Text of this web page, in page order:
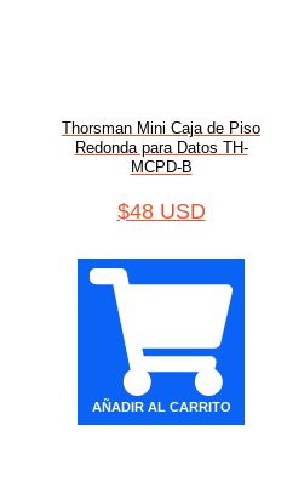
Thorsman Mini Caja de Piso
Redonda para Datos TH-
MCPD-B
$48 USD
AÑADIR AL CARRITO